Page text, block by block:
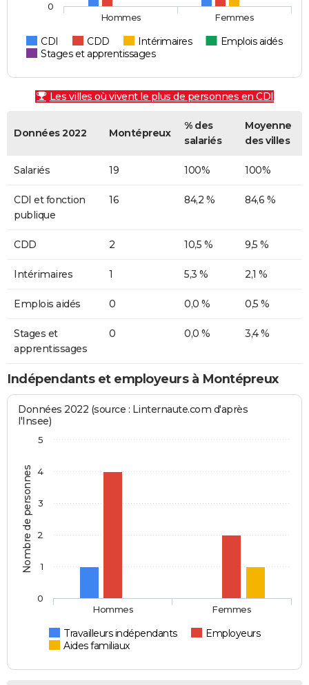
CDI CDD Intérimaires
Emplois aidés
Stages et apprentissages
Hommes Femmes
0
Les villes où vivent le plus de personnes en CDI
Données 2022 Montépreux
% des
salariés
Moyenne
des villes
Salariés 19 100% 100%
CDI et fonction
publique
16 84,2 % 84,6 %
CDD 2 10,5 % 9,5 %
Intérimaires 1 5,3 % 2,1 %
Emplois aidés 0 0,0 % 0,5 %
Stages et
apprentissages
0 0,0 % 3,4 %
Indépendants et employeurs à Montépreux
Nombre de personnes
Données 2022 (source : Linternaute.com d'après
l'Insee)
Travailleurs indépendants
Employeurs
Aides familiaux
Hommes Femmes
0
1
2
3
4
5